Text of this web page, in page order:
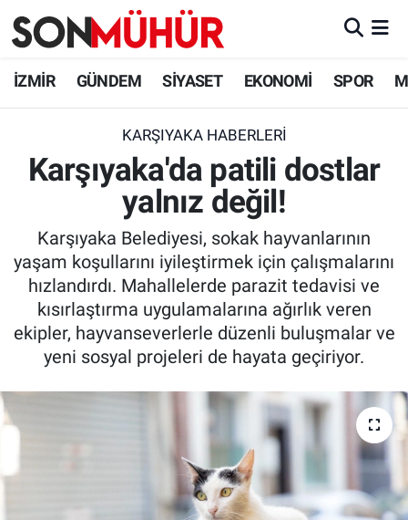
İZMİR GÜNDEM SİYASET EKONOMİ SPOR
KARŞIYAKA HABERLERI
Karşıyaka'da patili dostlar
yalnız değil!
Karşıyaka Belediyesi, sokak hayvanlarının
yaşam koşullarını iyileştirmek için çalışmalarını
hızlandırdı. Mahallelerde parazit tedavisi ve
kısırlaştırma uygulamalarına ağırlık veren
ekipler, hayvanseverlerle düzenli buluşmalar ve
yeni sosyal projeleri de hayata geçiriyor.
İzmir Nöbetçi Eczaneler
İzmir Namaz Vakitleri
İzmir Trafik Yoğunluk Haritası
Süper Lig Puan Durumu ve Fikstür
Tüm Manşetler
Son Dakika Haberleri
Haber Arşivi